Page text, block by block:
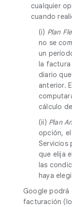
cualquier
cuando
(i) Plan
no se
un
la factura
diario
anterior.
cálculo
(ii) Plan
opción,
Servicios
que elija
las
haya
Google podrá
facturación